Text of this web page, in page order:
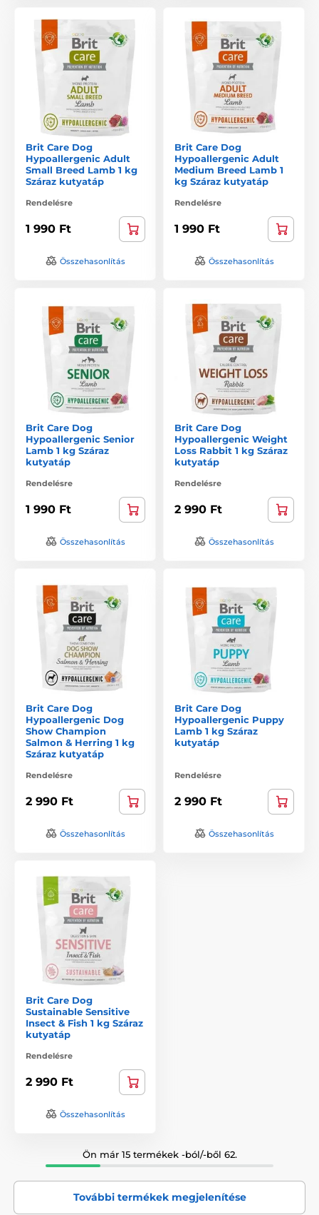
Brit Care Dog
Hypoallergenic Adult
Small Breed Lamb 1 kg
Száraz kutyatáp
Rendelésre
1 990 Ft
Összehasonlítás
Brit Care Dog
Hypoallergenic Adult
Medium Breed Lamb 1
kg Száraz kutyatáp
Rendelésre
1 990 Ft
Összehasonlítás
Brit Care Dog
Hypoallergenic Senior
Lamb 1 kg Száraz
kutyatáp
Rendelésre
1 990 Ft
Összehasonlítás
Brit Care Dog
Hypoallergenic Weight
Loss Rabbit 1 kg Száraz
kutyatáp
Rendelésre
2 990 Ft
Összehasonlítás
Brit Care Dog
Hypoallergenic Dog
Show Champion
Salmon & Herring 1 kg
Száraz kutyatáp
Rendelésre
2 990 Ft
Összehasonlítás
Brit Care Dog
Hypoallergenic Puppy
Lamb 1 kg Száraz
kutyatáp
Rendelésre
2 990 Ft
Összehasonlítás
Brit Care Dog
Sustainable Sensitive
Insect & Fish 1 kg Száraz
kutyatáp
Rendelésre
2 990 Ft
Összehasonlítás
Ön már 15 termékek -ból/-ből 62.
További termékek megjelenítése